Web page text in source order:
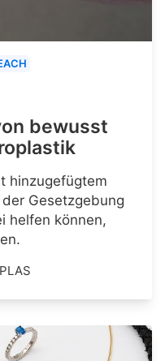
bewusst
hinzugefügtem
Gesetzgebung
helfen können,